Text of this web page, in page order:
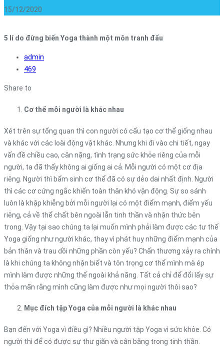
15/12/2020
5 lí do đừng biến Yoga thành một môn tranh đấu
admin
469
Share to
Cơ thể mỗi người là khác nhau
Xét trên sự tổng quan thì con người có cấu tạo cơ thể giống nhau
và khác với các loài động vật khác. Nhưng khi đi vào chi tiết, ngay
vấn đề chiều cao, cân nặng, tình trạng sức khỏe riêng của mỗi
người, ta đã thấy không ai giống ai cả. Mỗi người có một cơ địa
riêng. Người thì bẩm sinh cơ thể đã có sự dẻo dai nhất định. Người
thì các cơ cứng ngắc khiến toàn thân khó vận động. Sự so sánh
luôn là khập khiễng bởi mỗi người lại có một điểm mạnh, điểm yếu
riêng, cả về thể chất bên ngoài lẫn tinh thần và nhận thức bên
trong. Vậy tại sao chúng ta lại muốn mình phải làm được các tư thế
Yoga giống như người khác, thay vì phát huy những điểm mạnh của
bản thân và trau dồi những phần còn yếu? Chấn thương xảy ra chính
là khi chúng ta không nhận biết và tôn trọng cơ thể mình mà ép
mình làm được những thế ngoài khả năng. Tất cả chỉ để đổi lấy sự
thỏa mãn rằng mình cũng làm được như mọi người thôi sao?
Mục đích tập Yoga của mỗi người là khác nhau
Bạn đến với Yoga vì điều gì? Nhiều người tập Yoga vì sức khỏe. Có
người thì để có được sự thư giãn và cân bằng trong tinh thần.